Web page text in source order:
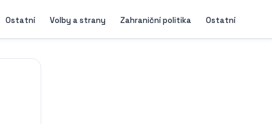
Ostatní Volby a strany Zahraniční politika Ostatní